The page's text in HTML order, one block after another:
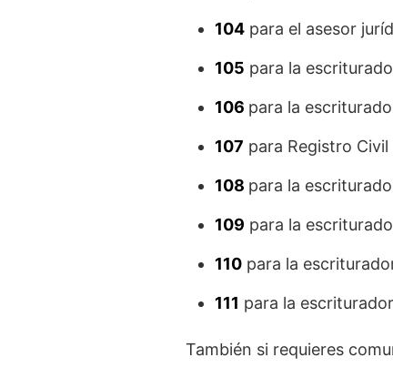
104 para el asesor
105 para la
106 para la
107 para Registro Civil
108 para la
109 para la
110 para la
111 para la
También si requieres